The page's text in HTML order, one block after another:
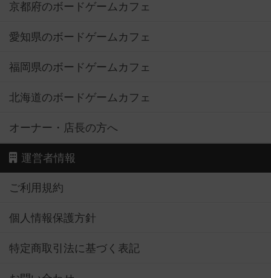
京都府のボードゲームカフェ
愛知県のボードゲームカフェ
福岡県のボードゲームカフェ
北海道のボードゲームカフェ
オーナー・店長の方へ
運営者情報
ご利用規約
個人情報保護方針
特定商取引法に基づく表記